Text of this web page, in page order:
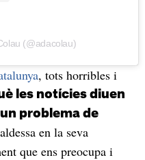
(@adacolau)
, tots horribles i
les notícies diuen
problema de
en la seva
que ens preocupa i